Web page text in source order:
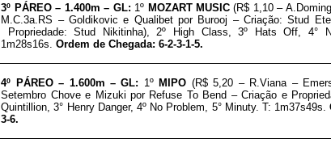
3º PÁREO – 1.400m – GL: 1º MOZART MUSIC(R$ 1,10 –
M.C.3a.RS – Goldikovic e Qualibet por Burooj – Criação: Stud
Propriedade: Stud Nikitinha), 2º High Class, 3º Hats Off , 4°
1m28s16s.Ordem de Chegada: 6-2-3-1-5.
4º PÁREO – 1.600m – GL: 1ºMIPO (R$ 5,20 – R.Viana –
Setembro Chove e Mizuki por Refuse To Bend – Criação e
Quintillion, 3° Henry Danger, 4º No Problem, 5° Minuty. T: 1m37s49s.
3-6.